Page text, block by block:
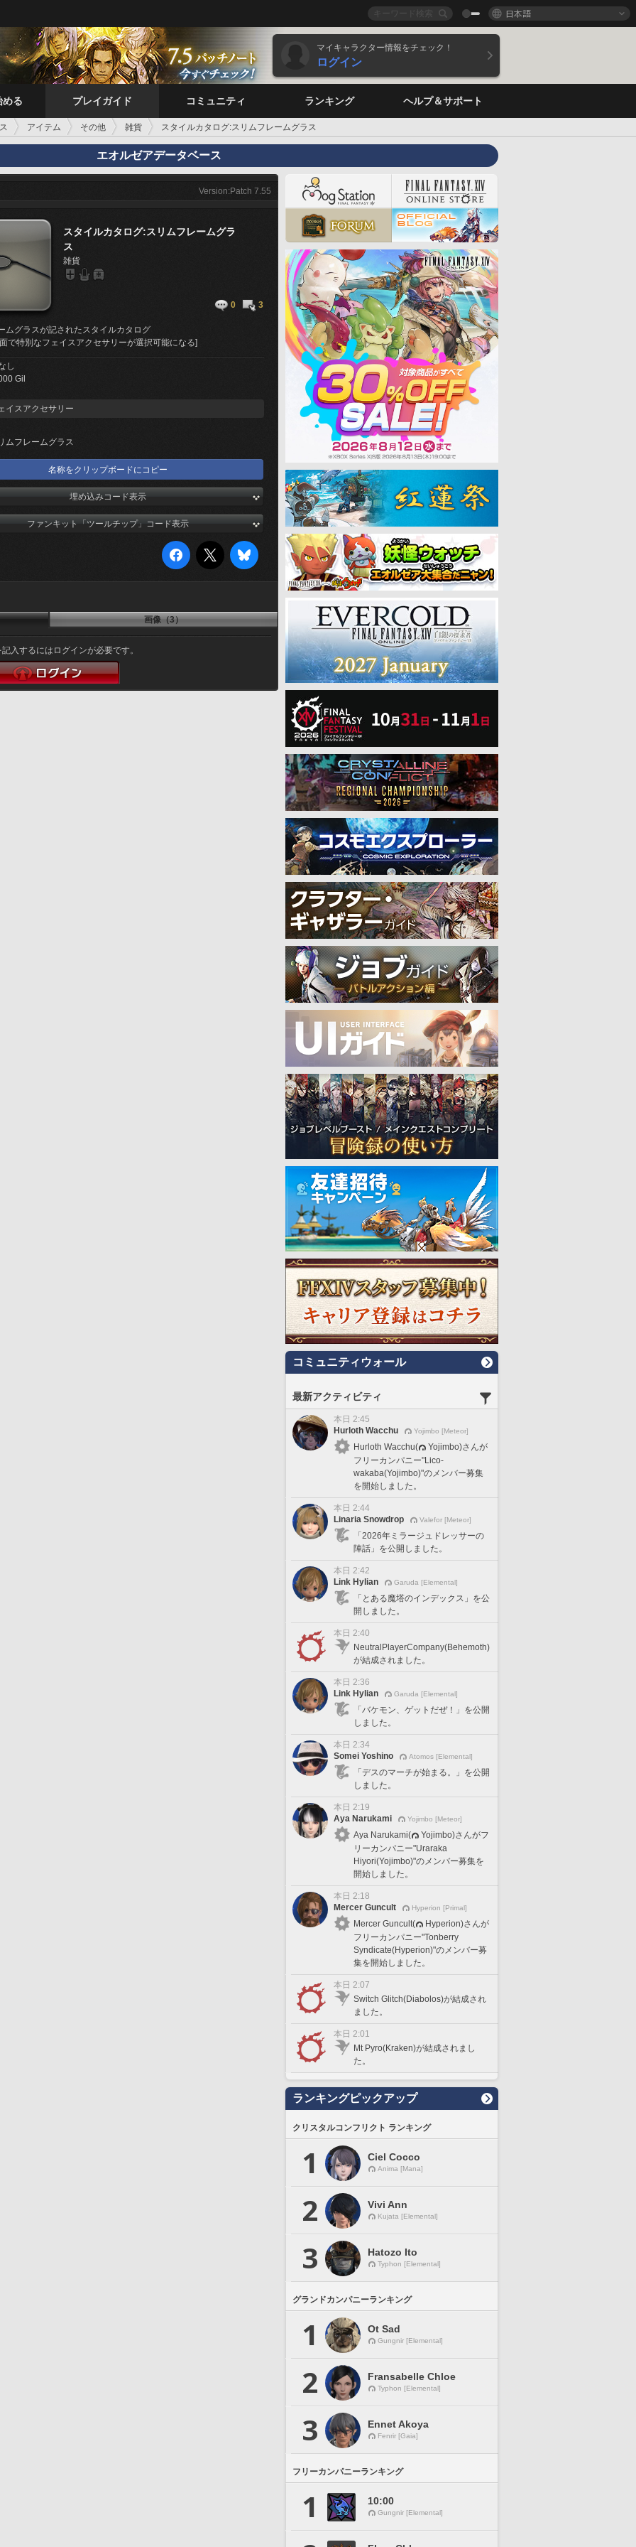
日本語
マイキャラクター情報をチェック！
ログイン
める プレイガイド コミュニティ ランキング ヘルプ＆サポート
アイテム その他 雑貨 スタイルカタログ:スリムフレームグラス
エオルゼアデータベース
Version:Patch 7.55
スタイルカタログ:スリムフレームグラ
ス
雑貨
0 3
ムグラスが記されたスタイルカタログ
で特別なフェイスアクセサリーが選択可能になる]
し
Gil
イスアクセサリー
ムフレームグラス
名称をクリップボードにコピー
埋め込みコード表示
ファンキット「ツールチップ」コード表示
画像（3）
入するにはログインが必要です。
コミュニティウォール
最新アクティビティ
本日 2:45
Hurloth Wacchu
Yojimbo [Meteor]
Hurloth Wacchu(
Yojimbo)さんが
フリーカンパニー"Lico-
wakaba(Yojimbo)"のメンバー募集
を開始しました。
本日 2:44
Linaria Snowdrop
Valefor [Meteor]
「2026年ミラージュドレッサーの
陣話」を公開しました。
本日 2:42
Link Hylian
Garuda [Elemental]
「とある魔塔のインデックス」を公
開しました。
本日 2:40
NeutralPlayerCompany(Behemoth)
が結成されました。
本日 2:36
Link Hylian
Garuda [Elemental]
「バケモン、ゲットだぜ！」を公開
しました。
本日 2:34
Somei Yoshino
Atomos [Elemental]
「デスのマーチが始まる。」を公開
しました。
本日 2:19
Aya Narukami
Yojimbo [Meteor]
Aya Narukami(
Yojimbo)さんがフ
リーカンパニー"Uraraka
Hiyori(Yojimbo)"のメンバー募集を
開始しました。
本日 2:18
Mercer Guncult
Hyperion [Primal]
Mercer Guncult(
Hyperion)さんが
フリーカンパニー"Tonberry
Syndicate(Hyperion)"のメンバー募
集を開始しました。
本日 2:07
Switch Glitch(Diabolos)が結成され
ました。
本日 2:01
Mt Pyro(Kraken)が結成されまし
た。
ランキングピックアップ
クリスタルコンフリクト ランキング
1 Ciel Cocco
Anima [Mana]
2 Vivi Ann
Kujata [Elemental]
3 Hatozo Ito
Typhon [Elemental]
グランドカンパニーランキング
1 Ot Sad
Gungnir [Elemental]
2 Fransabelle Chloe
Typhon [Elemental]
3 Ennet Akoya
Fenrir [Gaia]
フリーカンパニーランキング
1 10:00
Gungnir [Elemental]